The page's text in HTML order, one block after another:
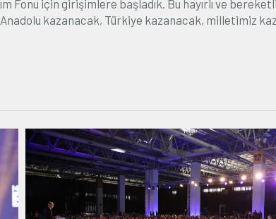
Fonu için girişimlere başladık. Bu hayırlı ve
Anadolu kazanacak, Türkiye kazanacak, milletimiz